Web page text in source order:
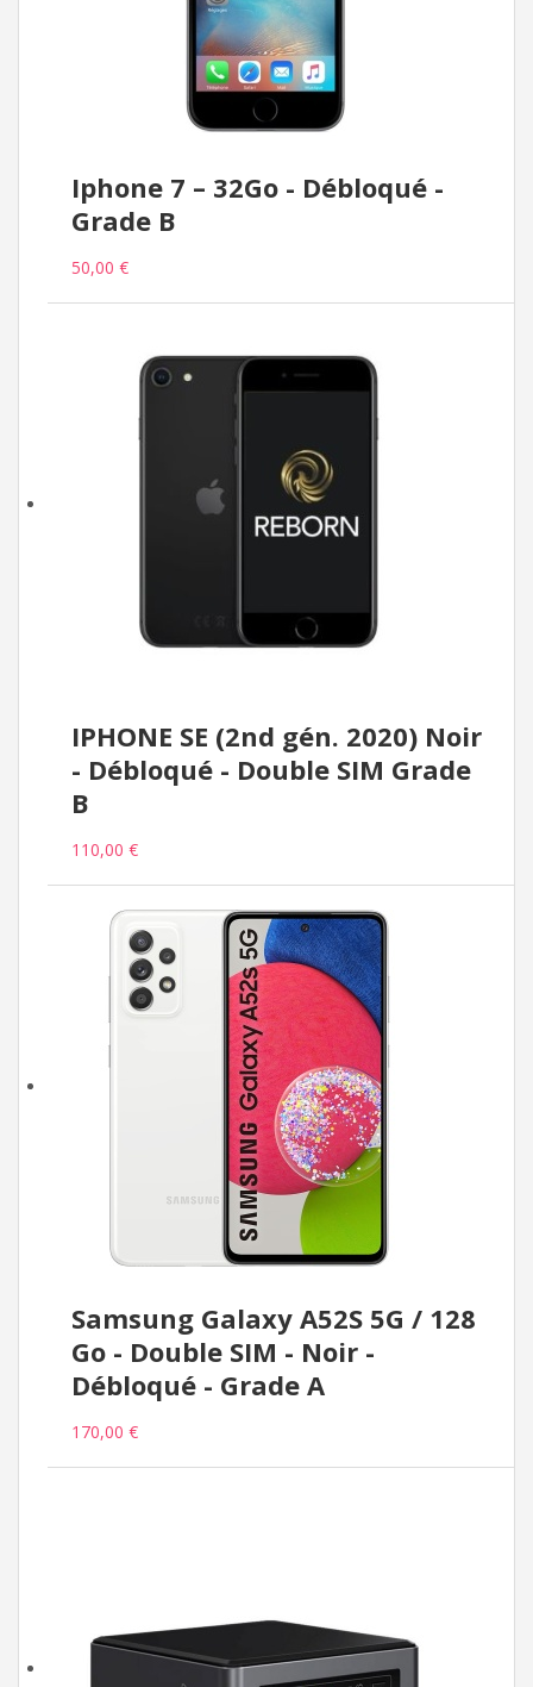
Iphone 7 – 32Go - Débloqué -
Grade B
50,00 €
IPHONE SE (2nd gén. 2020) Noir
- Débloqué - Double SIM Grade
B
110,00 €
Samsung Galaxy A52S 5G / 128
Go - Double SIM - Noir -
Débloqué - Grade A
170,00 €